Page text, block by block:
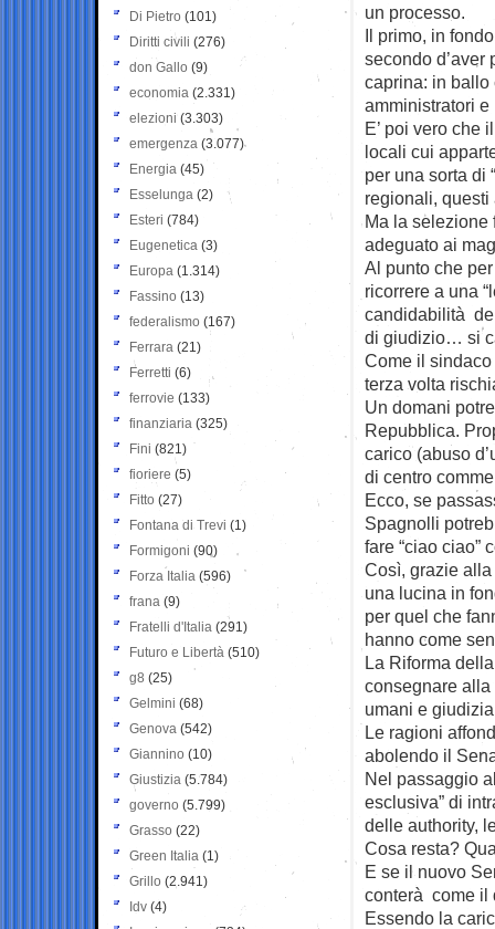
un processo.
Il primo, in
secondo
caprina: in ballo
amministratori
E’ poi vero che
locali cui
per una sorta di
regionali,
Ma la selezione
adeguato ai
Al punto che
ricorrere a una
candidabilità
di giudizio… si
Come il
terza volta
Un domani
Repubblica.
carico (abuso
di centro
Ecco, se
Spagnolli
fare “ciao ciao”
Così, grazie
una lucina in
per quel che
hanno come
La Riforma
consegnare
umani e
Le ragioni
abolendo il
Nel passaggio
esclusiva” di
delle authority,
Cosa resta?
E se il nuovo
conterà come il
Essendo la
Di Pietro (101)
Diritti civili (276)
don Gallo (9)
economia (2.331)
elezioni (3.303)
emergenza (3.077)
Energia (45)
Esselunga (2)
Esteri (784)
Eugenetica (3)
Europa (1.314)
Fassino (13)
federalismo (167)
Ferrara (21)
Ferretti (6)
ferrovie (133)
finanziaria (325)
Fini (821)
fioriere (5)
Fitto (27)
Fontana di Trevi (1)
Formigoni (90)
Forza Italia (596)
frana (9)
Fratelli d'Italia (291)
Futuro e Libertà (510)
g8 (25)
Gelmini (68)
Genova (542)
Giannino (10)
Giustizia (5.784)
governo (5.799)
Grasso (22)
Green Italia (1)
Grillo (2.941)
Idv (4)